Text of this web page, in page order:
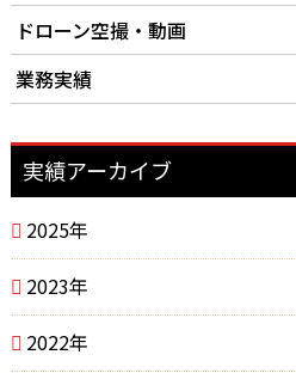
2023/04/27
【FZ250】ヘッドカバーカスタムペ
【アーリースターズさま】ハヤブ
2023/05/14
【新発売のドローン】
ます
【CetusX レーシングドローン】
2023/04/04
「大東建託さま」大州に5階建て
した
ドローン空撮・動画
2025/03/05
【メディア掲載】動画制作/映像制
2023/08/15
【住友林業さま】モデルルーム2
2023/05/14
ます
業務実績
【メディア掲載】動画制作/映像制
ーム「VideoWorks」にてRSプロ
2023/08/15
【住友林業さま】モデルルーム2棟
2023/05/27
【ジェリ缶ホルダー】ジムニー用
実績アーカイブ
2025年
2023年
2022年